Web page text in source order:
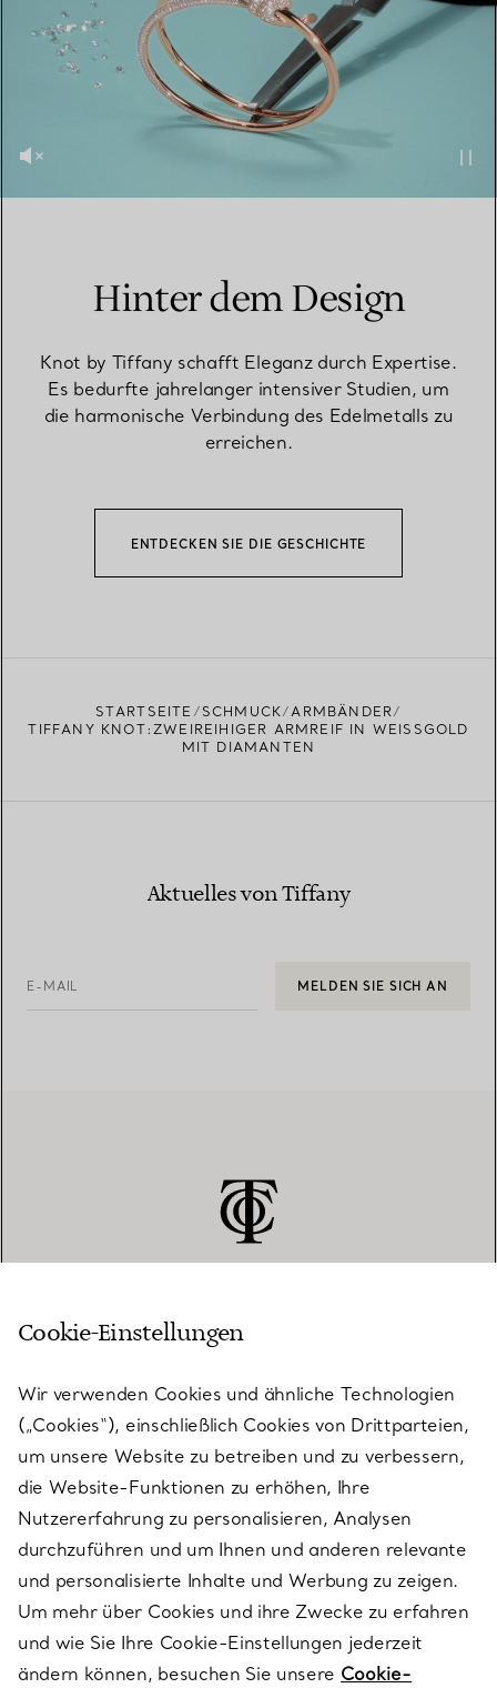
Hinter dem Design
Knot by Tiffany schafft Eleganz durch Expertise.
Es bedurfte jahrelanger intensiver Studien, um
die harmonische Verbindung des Edelmetalls zu
erreichen.
ENTDECKEN SIE DIE GESCHICHTE
STARTSEITE SCHMUCK
ARMBÄNDER
TIFFANY KNOT:ZWEIREIHIGER ARMREIF IN WEISSGOLD M
IT DIAMANTEN
Aktuelles von Tiffany
E-MAIL MELDEN SIE SICH AN
KUNDENSERVICE
SERVICES
ÜBER TIFFANY & CO.
RECHTLICHE HINWEISE
Cookie-Einstellungen
Wir verwenden Cookies und ähnliche Technologien
(„Cookies“), einschließlich Cookies von Drittparteien,
um unsere Website zu betreiben und zu verbessern,
die Website-Funktionen zu erhöhen, Ihre
Nutzererfahrung zu personalisieren, Analysen
durchzuführen und um Ihnen und anderen relevante
und personalisierte Inhalte und Werbung zu zeigen.
Um mehr über Cookies und ihre Zwecke zu erfahren
und wie Sie Ihre Cookie-Einstellungen jederzeit
ändern können, besuchen Sie unsere Cookie-